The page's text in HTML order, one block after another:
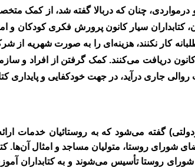
و درمواردی، چنان که دربالا گفته شد، از کمک
کتابداران سیار کانون پرورش فکری کودکان و
کار نکنند، هزینه‌ای را به صورت شهریه از
دریافت ‌می‌کنند. کمک گرفتن از افراد و
گفته ‌می‌شود که به روستائیان خدمات
شورای روستا، متولیان مساجد و امثال آن‌ها.
شورای روستا تأسیس ‌می‌شوند و به کتابداران